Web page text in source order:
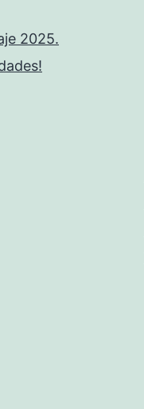
2025.